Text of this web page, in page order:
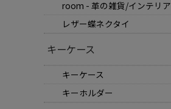
room - 革の雑貨/インテリア
レザー蝶ネクタイ
キーケース
キーケース
キーホルダー